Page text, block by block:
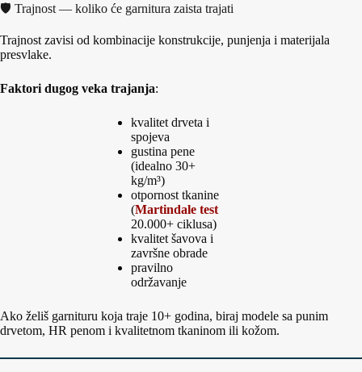
🛡️ Trajnost — koliko će garnitura zaista trajati
Trajnost zavisi od kombinacije konstrukcije, punjenja i materijala
presvlake.
Faktori dugog veka trajanja:
kvalitet drveta i
spojeva
gustina pene
(idealno 30+
kg/m³)
otpornost tkanine
(Martindale test
20.000+ ciklusa)
kvalitet šavova i
završne obrade
pravilno
održavanje
Ako želiš garnituru koja traje 10+ godina, biraj modele sa punim
drvetom, HR penom i kvalitetnom tkaninom ili kožom.